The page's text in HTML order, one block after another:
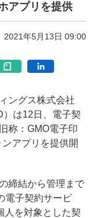
アプリを提供
2021年5月13日 09:00
ングス株式会社
）は12日、電子契
称：GMO電子印
アプリを提供開
締結から管理まで
電子契約サービ
人を対象とした契